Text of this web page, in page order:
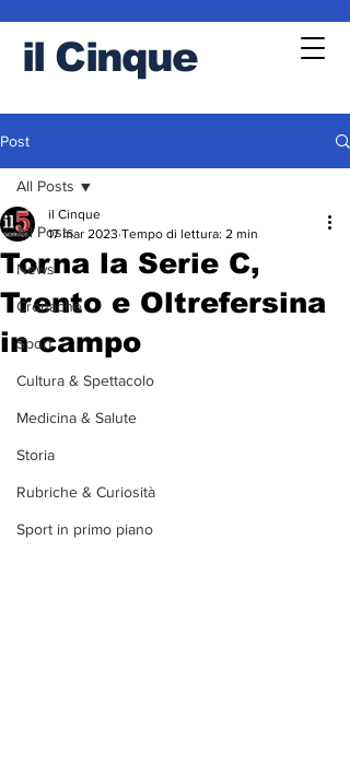
il Cinque
Post
All Posts
News
Cronache
Sport
Cultura & Spettacolo
Medicina & Salute
Storia
Rubriche & Curiosità
Sport in primo piano
All Posts
Torna la Serie C,
Trento e Oltrefersina
in campo
il Cinque
17 mar 2023 Tempo di lettura: 2 min